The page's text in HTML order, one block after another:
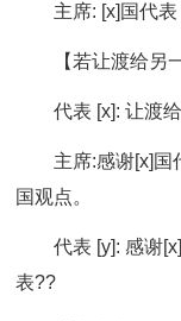
主席: [x]国代
【若让渡给另
代表 [x]: 让渡
主席:感谢[x]国
国观点。
代表 [y]: 感谢
表??